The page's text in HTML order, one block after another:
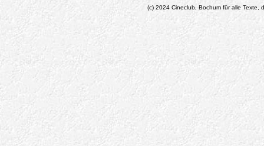
(c) 2024 Cineclub, Bochum für alle Texte,